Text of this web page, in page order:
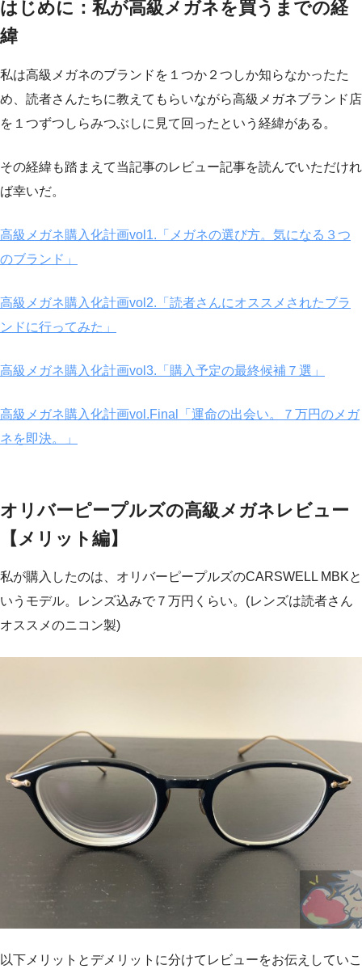
はじめに：私が高級メガネを買うまでの経
緯
私は高級メガネのブランドを１つか２つしか知らなかったた
め、読者さんたちに教えてもらいながら高級メガネブランド店
を１つずつしらみつぶしに見て回ったという経緯がある。
その経緯も踏まえて当記事のレビュー記事を読んでいただけれ
ば幸いだ。
高級メガネ購入化計画vol1.「メガネの選び方。気になる３つ
のブランド」
高級メガネ購入化計画vol2.「読者さんにオススメされたブラ
ンドに行ってみた」
高級メガネ購入化計画vol3.「購入予定の最終候補７選」
高級メガネ購入化計画vol.Final「運命の出会い。７万円のメガ
ネを即決。」
オリバーピープルズの高級メガネレビュー
【メリット編】
私が購入したのは、オリバーピープルズのCARSWELL MBKと
いうモデル。レンズ込みで７万円くらい。(レンズは読者さん
オススメのニコン製)
以下メリットとデメリットに分けてレビューをお伝えしていこ